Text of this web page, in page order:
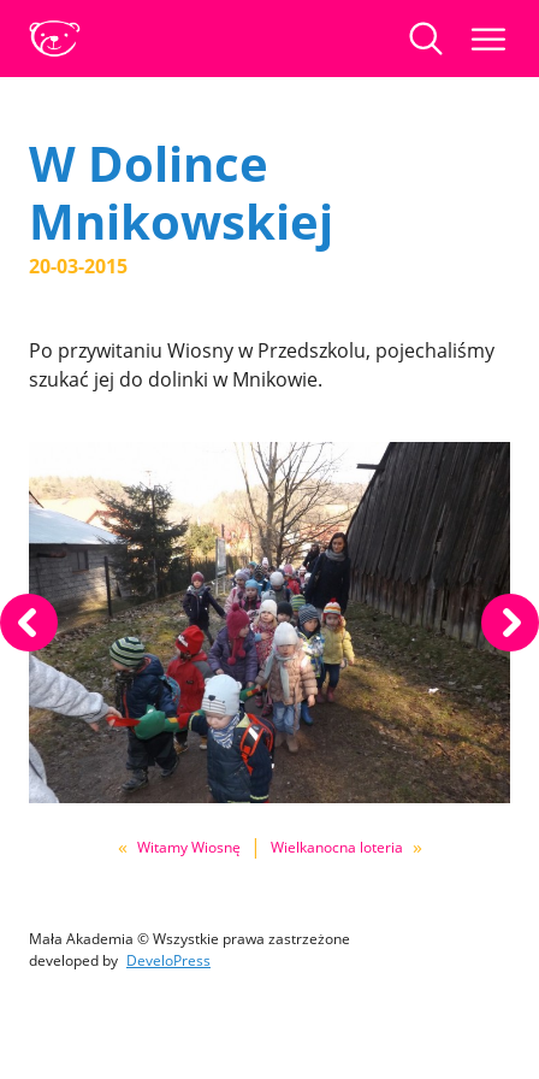
W Dolince
Mnikowskiej
20-03-2015
Po przywitaniu Wiosny w Przedszkolu, pojechaliśmy
szukać jej do dolinki w Mnikowie.
« Witamy Wiosnę | Wielkanocna loteria »
Mała Akademia © Wszystkie prawa zastrzeżone
developed by DeveloPress